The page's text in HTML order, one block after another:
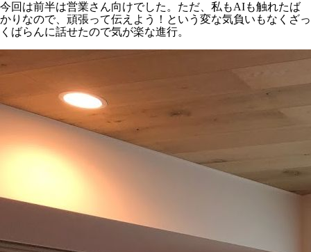
今回は前半は営業さん向けでした。ただ、私もAIも触れたば
かりなので、頑張って伝えよう！という変な気負いもなくざっ
くばらんに話せたので気が楽な進行。